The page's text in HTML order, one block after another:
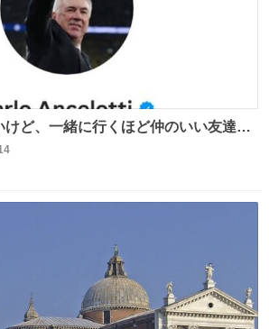
けど、一緒に行くほど仲のいい友達が